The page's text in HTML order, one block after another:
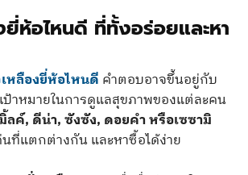
ห้อไหนดี ที่ทั้งอร่อยและหา
หลืองยี่ห้อไหนดี คำตอบอาจขึ้นอยู่กับ
าหมายในการดูแลสุขภาพของแต่ละคน
ลค์, ดีน่า, ซังซัง, ดอยคำ หรือเซซามิ
ที่แตกต่างกัน และหาซื้อได้ง่าย